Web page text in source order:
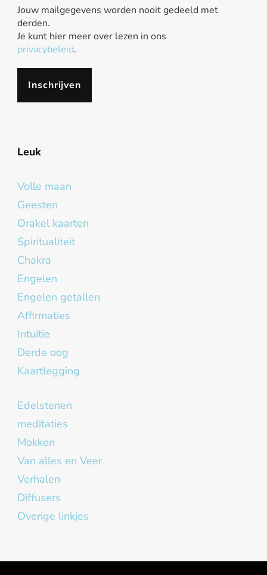
Jouw mailgegevens worden nooit gedeeld met
derden.
Je kunt hier meer over lezen in ons
privacybeleid.
Leuk
Volle maan
Geesten
Orakel kaarten
Spiritualiteit
Chakra
Engelen
Engelen getallen
Affirmaties
Intuïtie
Derde oog
Kaartlegging
Edelstenen
meditaties
Mokken
Van alles en Veer
Verhalen
Diffusers
Overige linkjes